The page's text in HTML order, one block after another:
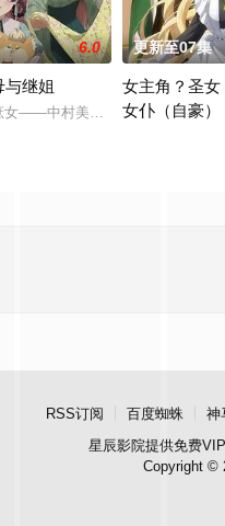
6.0
与继姐
女——中村美冶，原本与母亲两人
更新至07集
女主角？圣
女仆（自豪）
RSS订阅 百度蜘蛛 神
星辰影院提供免费
Copyright ©